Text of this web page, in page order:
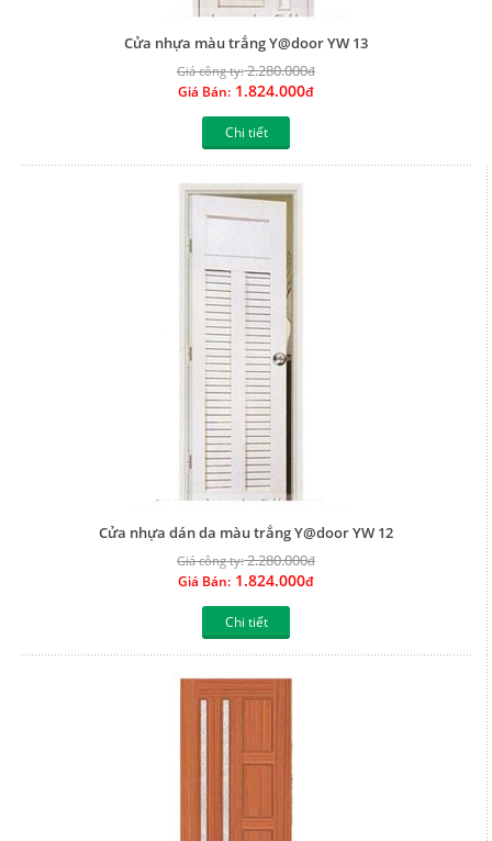
Cửa nhựa màu trắng Y@door YW 13
Giá công ty:2.280.000đ
Giá Bán: 1.824.000đ
Chi tiết
Cửa nhựa dán da màu trắng Y@door YW 12
Giá công ty:2.280.000đ
Giá Bán: 1.824.000đ
Chi tiết